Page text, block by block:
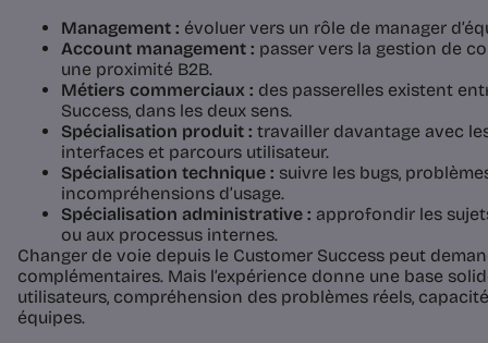
Management : évoluer vers un rôle de manager
Account management : passer vers la gestion de
une proximité B2B.
Métiers commerciaux : des passerelles existent
Success, dans les deux sens.
Spécialisation produit : travailler davantage avec
interfaces et parcours utilisateur.
Spécialisation technique : suivre les bugs,
incompréhensions d’usage.
Spécialisation administrative : approfondir les
ou aux processus internes.
Changer de voie depuis le Customer Success peut
complémentaires. Mais l’expérience donne une base
utilisateurs, compréhension des problèmes réels,
équipes.